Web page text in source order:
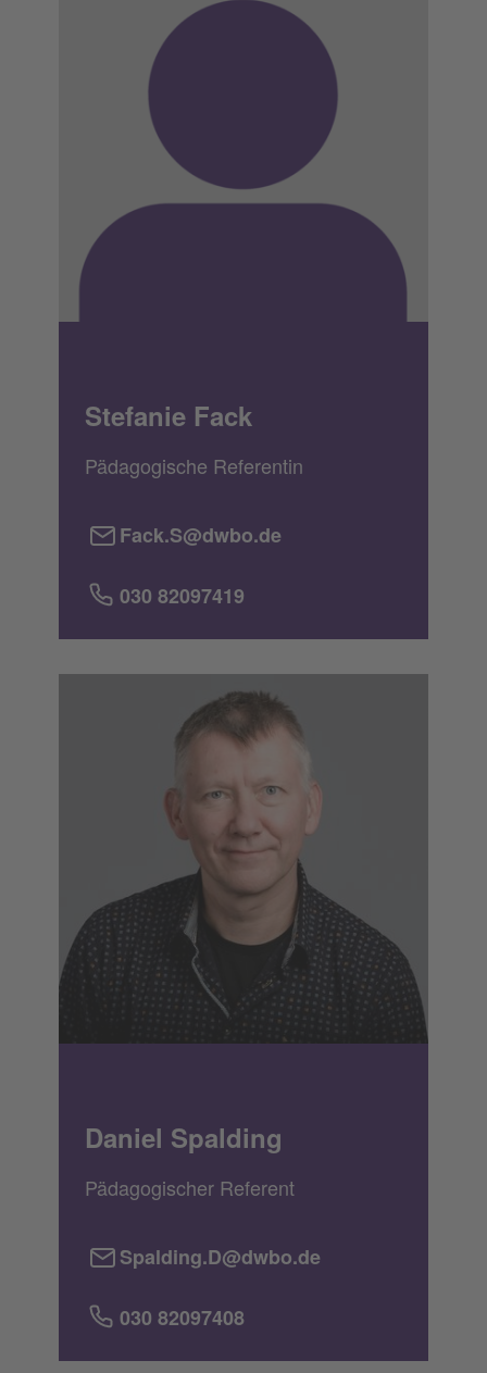
Stefanie Fack
Pädagogische Referentin
Fack.S@dwbo.de
030 82097419
Daniel Spalding
Pädagogischer Referent
Spalding.D@dwbo.de
030 82097408